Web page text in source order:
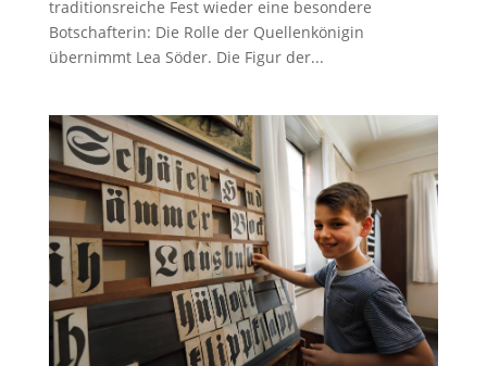
traditionsreiche Fest wieder eine besondere
Botschafterin: Die Rolle der Quellenkönigin
übernimmt Lea Söder. Die Figur der...